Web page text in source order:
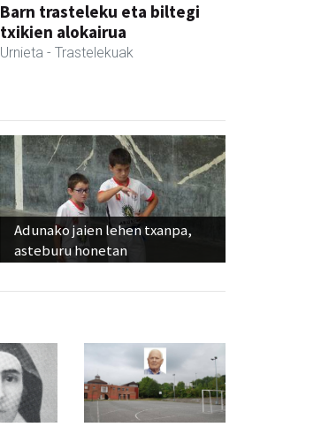
Barn trasteleku eta biltegi
txikien alokairua
Urnieta - Trastelekuak
Adunako jaien lehen txanpa,
asteburu honetan